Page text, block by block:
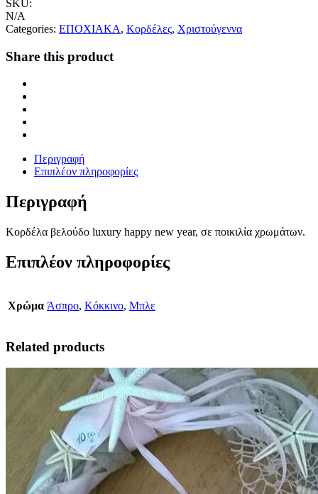
SKU:
N/A
Categories: ΕΠΟΧΙΑΚΑ, Κορδέλες, Χριστούγεννα
Share this product
Περιγραφή
Επιπλέον πληροφορίες
Περιγραφή
Κορδέλα βελούδο luxury happy new year, σε ποικιλία χρωμάτων.
Επιπλέον πληροφορίες
Χρώμα Άσπρο, Κόκκινο, Μπλε
Related products